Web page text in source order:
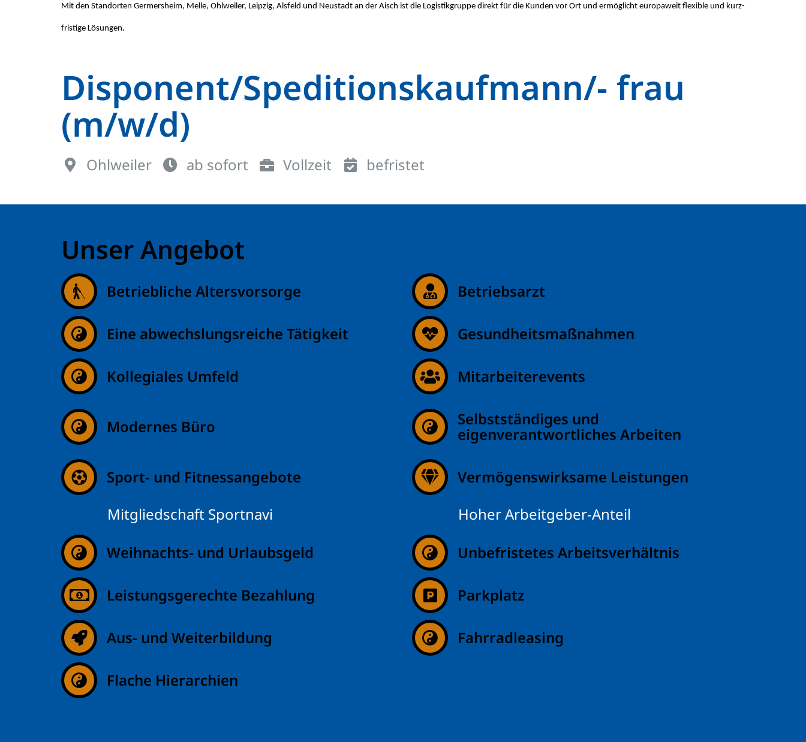
Disponent/Speditionskaufmann/- frau
(m/w/d)
Ohlweiler ab sofort Vollzeit befristet
Mit den Stand­or­ten Germersheim, Melle, Ohlweiler, Leip­zig, Als­feld und Neu­stadt an der Aisch ist die Lo­gis­tik­grup­pe di­rekt für die Kun­den vor Ort und er­mög­licht eu­ro­pa­weit fle­xib­le und kurz­
fris­ti­ge Lö­sun­gen.
Unser Angebot
Betriebliche Altersvorsorge Betriebsarzt
Eine abwechslungsreiche Tätigkeit Gesundheitsmaßnahmen
Kollegiales Umfeld Mitarbeiterevents
Modernes Büro Selbstständiges und
eigenverantwortliches Arbeiten
Sport- und Fitnessangebote
Mitgliedschaft Sportnavi
Vermögenswirksame Leistungen
Hoher Arbeitgeber-Anteil
Weihnachts- und Urlaubsgeld
Unbefristetes Arbeitsverhältnis
Leistungsgerechte Bezahlung Parkplatz
Aus- und Weiterbildung Fahrradleasing
Flache Hierarchien